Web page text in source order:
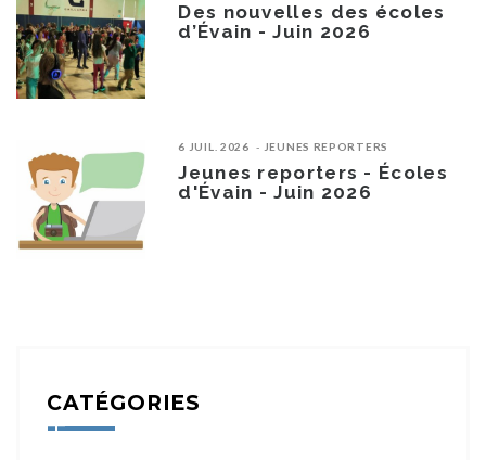
Des nouvelles des écoles
d’Évain - Juin 2026
6 JUIL. 2026 JEUNES REPORTERS
Jeunes reporters - Écoles
d'Évain - Juin 2026
CATÉGORIES